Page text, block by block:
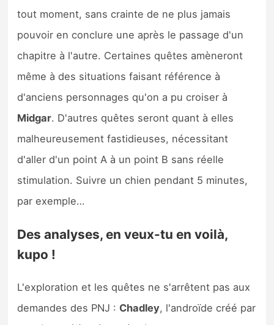
tout moment, sans crainte de ne plus jamais
pouvoir en conclure une après le passage d'un
chapitre à l'autre. Certaines quêtes amèneront
même à des situations faisant référence à
d'anciens personnages qu'on a pu croiser à
Midgar. D'autres quêtes seront quant à elles
malheureusement fastidieuses, nécessitant
d'aller d'un point A à un point B sans réelle
stimulation. Suivre un chien pendant 5 minutes,
par exemple…
Des analyses, en veux-tu en voilà,
kupo !
L'exploration et les quêtes ne s'arrêtent pas aux
demandes des PNJ : Chadley, l'androïde créé par